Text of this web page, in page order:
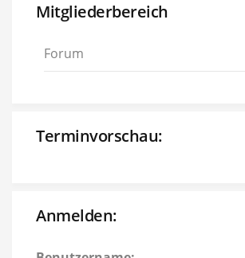
Mitgliederbereich
Forum
Terminvorschau:
Anmelden: